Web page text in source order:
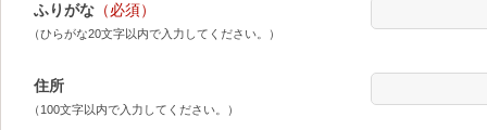
ふりがな （必須）
（ひらがな20文字以内で入力してください。）
住所
（100文字以内で入力してください。）